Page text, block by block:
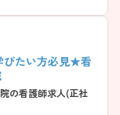
たい方必見★看
の看護師求人(正社